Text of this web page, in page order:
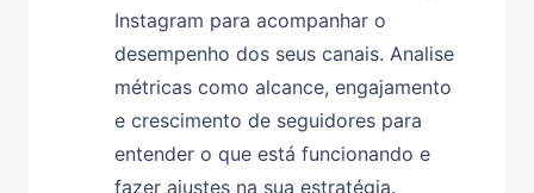
Instagram para acompanhar o
desempenho dos seus canais. Analise
métricas como alcance, engajamento
e crescimento de seguidores para
entender o que está funcionando e
fazer ajustes na sua estratégia.